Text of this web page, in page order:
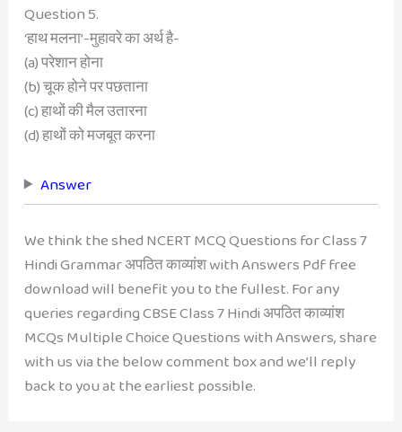
Question 5.
‘हाथ मलना’-मुहावरे का अर्थ है-
(a) परेशान होना
(b) चूक होने पर पछताना
(c) हाथों की मैल उतारना
(d) हाथों को मजबूत करना
Answer
We think the shed NCERT MCQ Questions for Class 7
Hindi Grammar अपठित काव्यांश with Answers Pdf free
download will benefit you to the fullest. For any
queries regarding CBSE Class 7 Hindi अपठित काव्यांश
MCQs Multiple Choice Questions with Answers, share
with us via the below comment box and we’ll reply
back to you at the earliest possible.